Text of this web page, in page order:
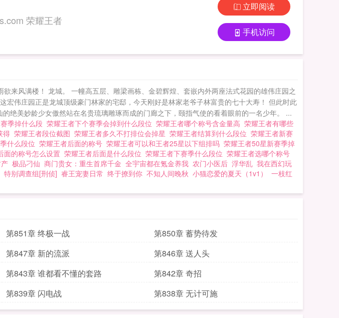
三秒记住本站：奇点文学社 网址：www.qdwxs.com 荣耀王者
立即阅读
手机访问
来风满楼！ 龙城。 一幢高五层、雕梁画栋、金碧辉煌、套嵌内外两座法式花园的雄伟庄园之
伟庄园正是龙城顶级豪门林家的宅邸，今天刚好是林家老爷子林富贵的七十大寿！ 但此时此
绝美妙龄少女傲然站在名贵琉璃雕琢而成的门廊之下，颐指气使的看着眼前的一名少年。 ...
季掉什么段 荣耀王者下个赛季会掉到什么段位 荣耀王者哪个称号含金量高 荣耀王者有哪些
得 荣耀王者段位截图 荣耀王者多久不打排位会掉星 荣耀王者结算到什么段位 荣耀王者新赛
什么段位 荣耀王者后面的称号 荣耀王者可以和王者25星以下组排吗 荣耀王者50星新赛季掉
面的称号怎么设置 荣耀王者后面是什么段位 荣耀王者下赛季什么段位 荣耀王者选哪个称号
极品刁仙 商门贵女：重生首席千金 全宇宙都在氪金养我 农门小医后 浮华乱 我在西幻玩
特别调查组[刑侦] 睿王宠妻日常 终于撩到你 不知人间晚秋 小猫恋爱的夏天（1v1）
一枝红
第851章 终极一战
第850章 蓄势待发
第847章 新的流派
第846章 送人头
第843章 谁都看不懂的套路
第842章 奇招
第839章 闪电战 第838章 无计可施